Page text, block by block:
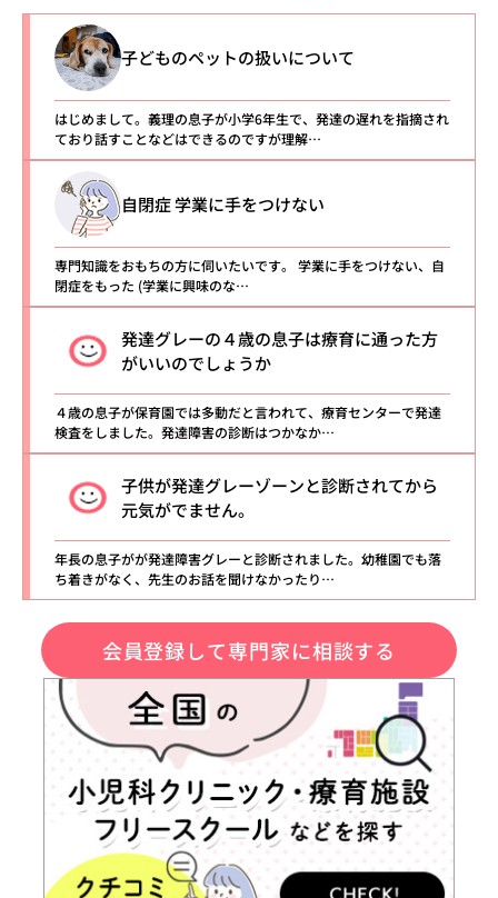
子どものペットの扱いについて
はじめまして。義理の息子が小学6年生で、発達の遅れを指摘され
ており話すことなどはできるのですが理解…
自閉症 学業に手をつけない
専門知識をおもちの方に伺いたいです。 学業に手をつけない、自
閉症をもった (学業に興味のな…
発達グレーの４歳の息子は療育に通った方
がいいのでしょうか
４歳の息子が保育園では多動だと言われて、療育センターで発達
検査をしました。発達障害の診断はつかなか…
子供が発達グレーゾーンと診断されてから
元気がでません。
年長の息子がが発達障害グレーと診断されました。幼稚園でも落
ち着きがなく、先生のお話を聞けなかったり…
会員登録して専門家に相談する